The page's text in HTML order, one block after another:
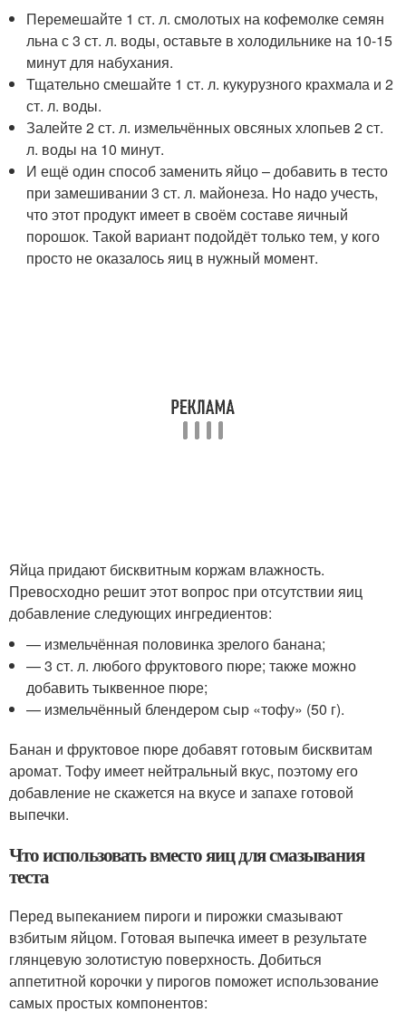
Перемешайте 1 ст. л. смолотых на кофемолке семян
льна с 3 ст. л. воды, оставьте в холодильнике на 10-15
минут для набухания.
Тщательно смешайте 1 ст. л. кукурузного крахмала и 2
ст. л. воды.
Залейте 2 ст. л. измельчённых овсяных хлопьев 2 ст.
л. воды на 10 минут.
И ещё один способ заменить яйцо – добавить в тесто
при замешивании 3 ст. л. майонеза. Но надо учесть,
что этот продукт имеет в своём составе яичный
порошок. Такой вариант подойдёт только тем, у кого
просто не оказалось яиц в нужный момент.
Яйца придают бисквитным коржам влажность.
Превосходно решит этот вопрос при отсутствии яиц
добавление следующих ингредиентов:
— измельчённая половинка зрелого банана;
— 3 ст. л. любого фруктового пюре; также можно
добавить тыквенное пюре;
— измельчённый блендером сыр «тофу» (50 г).
Банан и фруктовое пюре добавят готовым бисквитам
аромат. Тофу имеет нейтральный вкус, поэтому его
добавление не скажется на вкусе и запахе готовой
выпечки.
Что использовать вместо яиц для смазывания
теста
Перед выпеканием пироги и пирожки смазывают
взбитым яйцом. Готовая выпечка имеет в результате
глянцевую золотистую поверхность. Добиться
аппетитной корочки у пирогов поможет использование
самых простых компонентов: